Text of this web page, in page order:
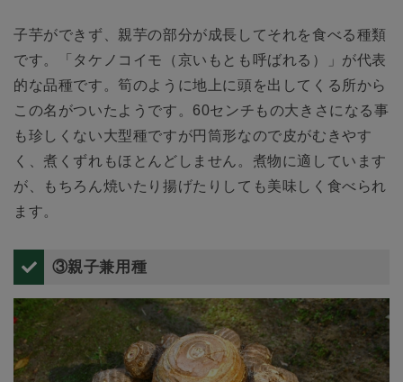
子芋ができず、親芋の部分が成長してそれを食べる種類
です。「タケノコイモ（京いもとも呼ばれる）」が代表
的な品種です。筍のように地上に頭を出してくる所から
この名がついたようです。60センチもの大きさになる事
も珍しくない大型種ですが円筒形なので皮がむきやす
く、煮くずれもほとんどしません。煮物に適しています
が、もちろん焼いたり揚げたりしても美味しく食べられ
ます。
③親子兼用種